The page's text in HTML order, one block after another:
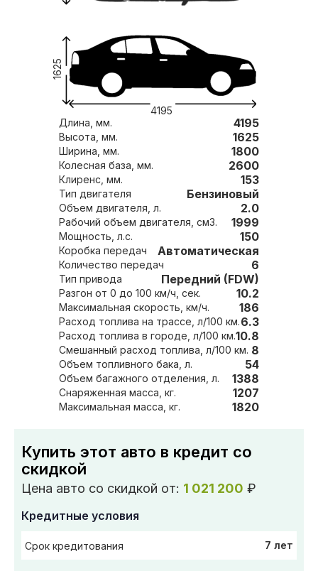
4195
1625
Длина, мм. 4195
Высота, мм. 1625
Ширина, мм. 1800
Колесная база, мм. 2600
Клиренс, мм. 153
Тип двигателя Бензиновый
Объем двигателя, л. 2.0
Рабочий объем двигателя, см3. 1999
Мощность, л.с. 150
Коробка передач Автоматическая
Количество передач 6
Тип привода Передний (FDW)
Разгон от 0 до 100 км/ч, сек. 10.2
Максимальная скорость, км/ч. 186
Расход топлива на трассе, л/100 км.6.3
Расход топлива в городе, л/100 км.10.8
Смешанный расход топлива, л/100 км. 8
Объем топливного бака, л. 54
Объем багажного отделения, л. 1388
Снаряженная масса, кг. 1207
Максимальная масса, кг. 1820
Купить этот авто в кредит со
скидкой
Цена авто со скидкой от: 1 021 200 ₽
Кредитные условия
Срок кредитования 7 лет